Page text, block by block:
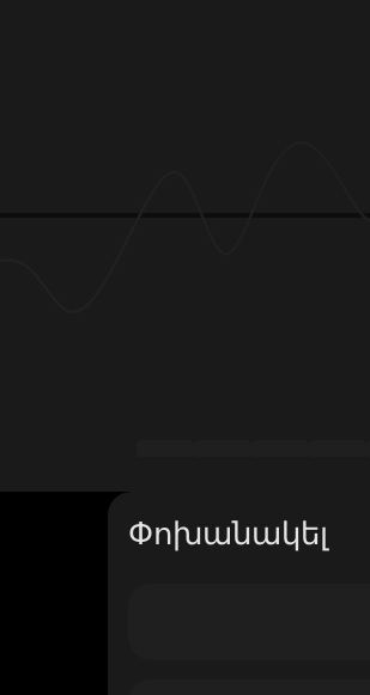
Փոխանակել